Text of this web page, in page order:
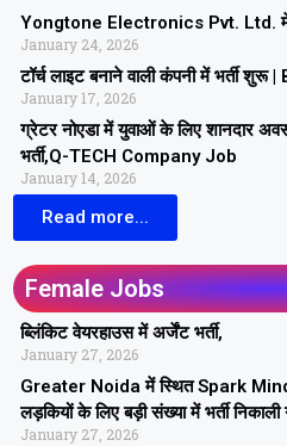
Yongtone Electronics Pvt. Ltd. में
January 24, 2026
टॉर्च लाइट बनाने वाली कंपनी में भर्ती
January 17, 2026
ग्रेटर नोएडा में युवाओं के लिए शानदार
भर्ती,Q-TECH Company Job
January 14, 2026
Read more...
Female Jobs
ब्लिंकिट वेयरहाउस में अर्जेंट भर्ती,
January 27, 2026
Greater Noida में स्थित Spark
लड़कियों के लिए बड़ी संख्या में भर्ती निकाली
January 27, 2026